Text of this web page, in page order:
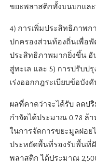
ขยะพลาสติกทั้งบนบกและ
4) การเพิ่มประสิทธิภาพ
ปกครองส่วนท้องถิ่นเพื่อ
ประสิทธิภาพมากยิ่งขึ้น อั
สู่ทะเล และ 5) การปรับป
เร่งออกกฎระเบียบข้อบังคั
ผลที่คาดว่าจะได้รับ ลด
กำจัดได้ประมาณ 0.78 ล้
ในการจัดการขยะมูลฝอ
ประหยัดพื้นที่รองรับพื้นที่
พลาสติก ได้ประมาณ